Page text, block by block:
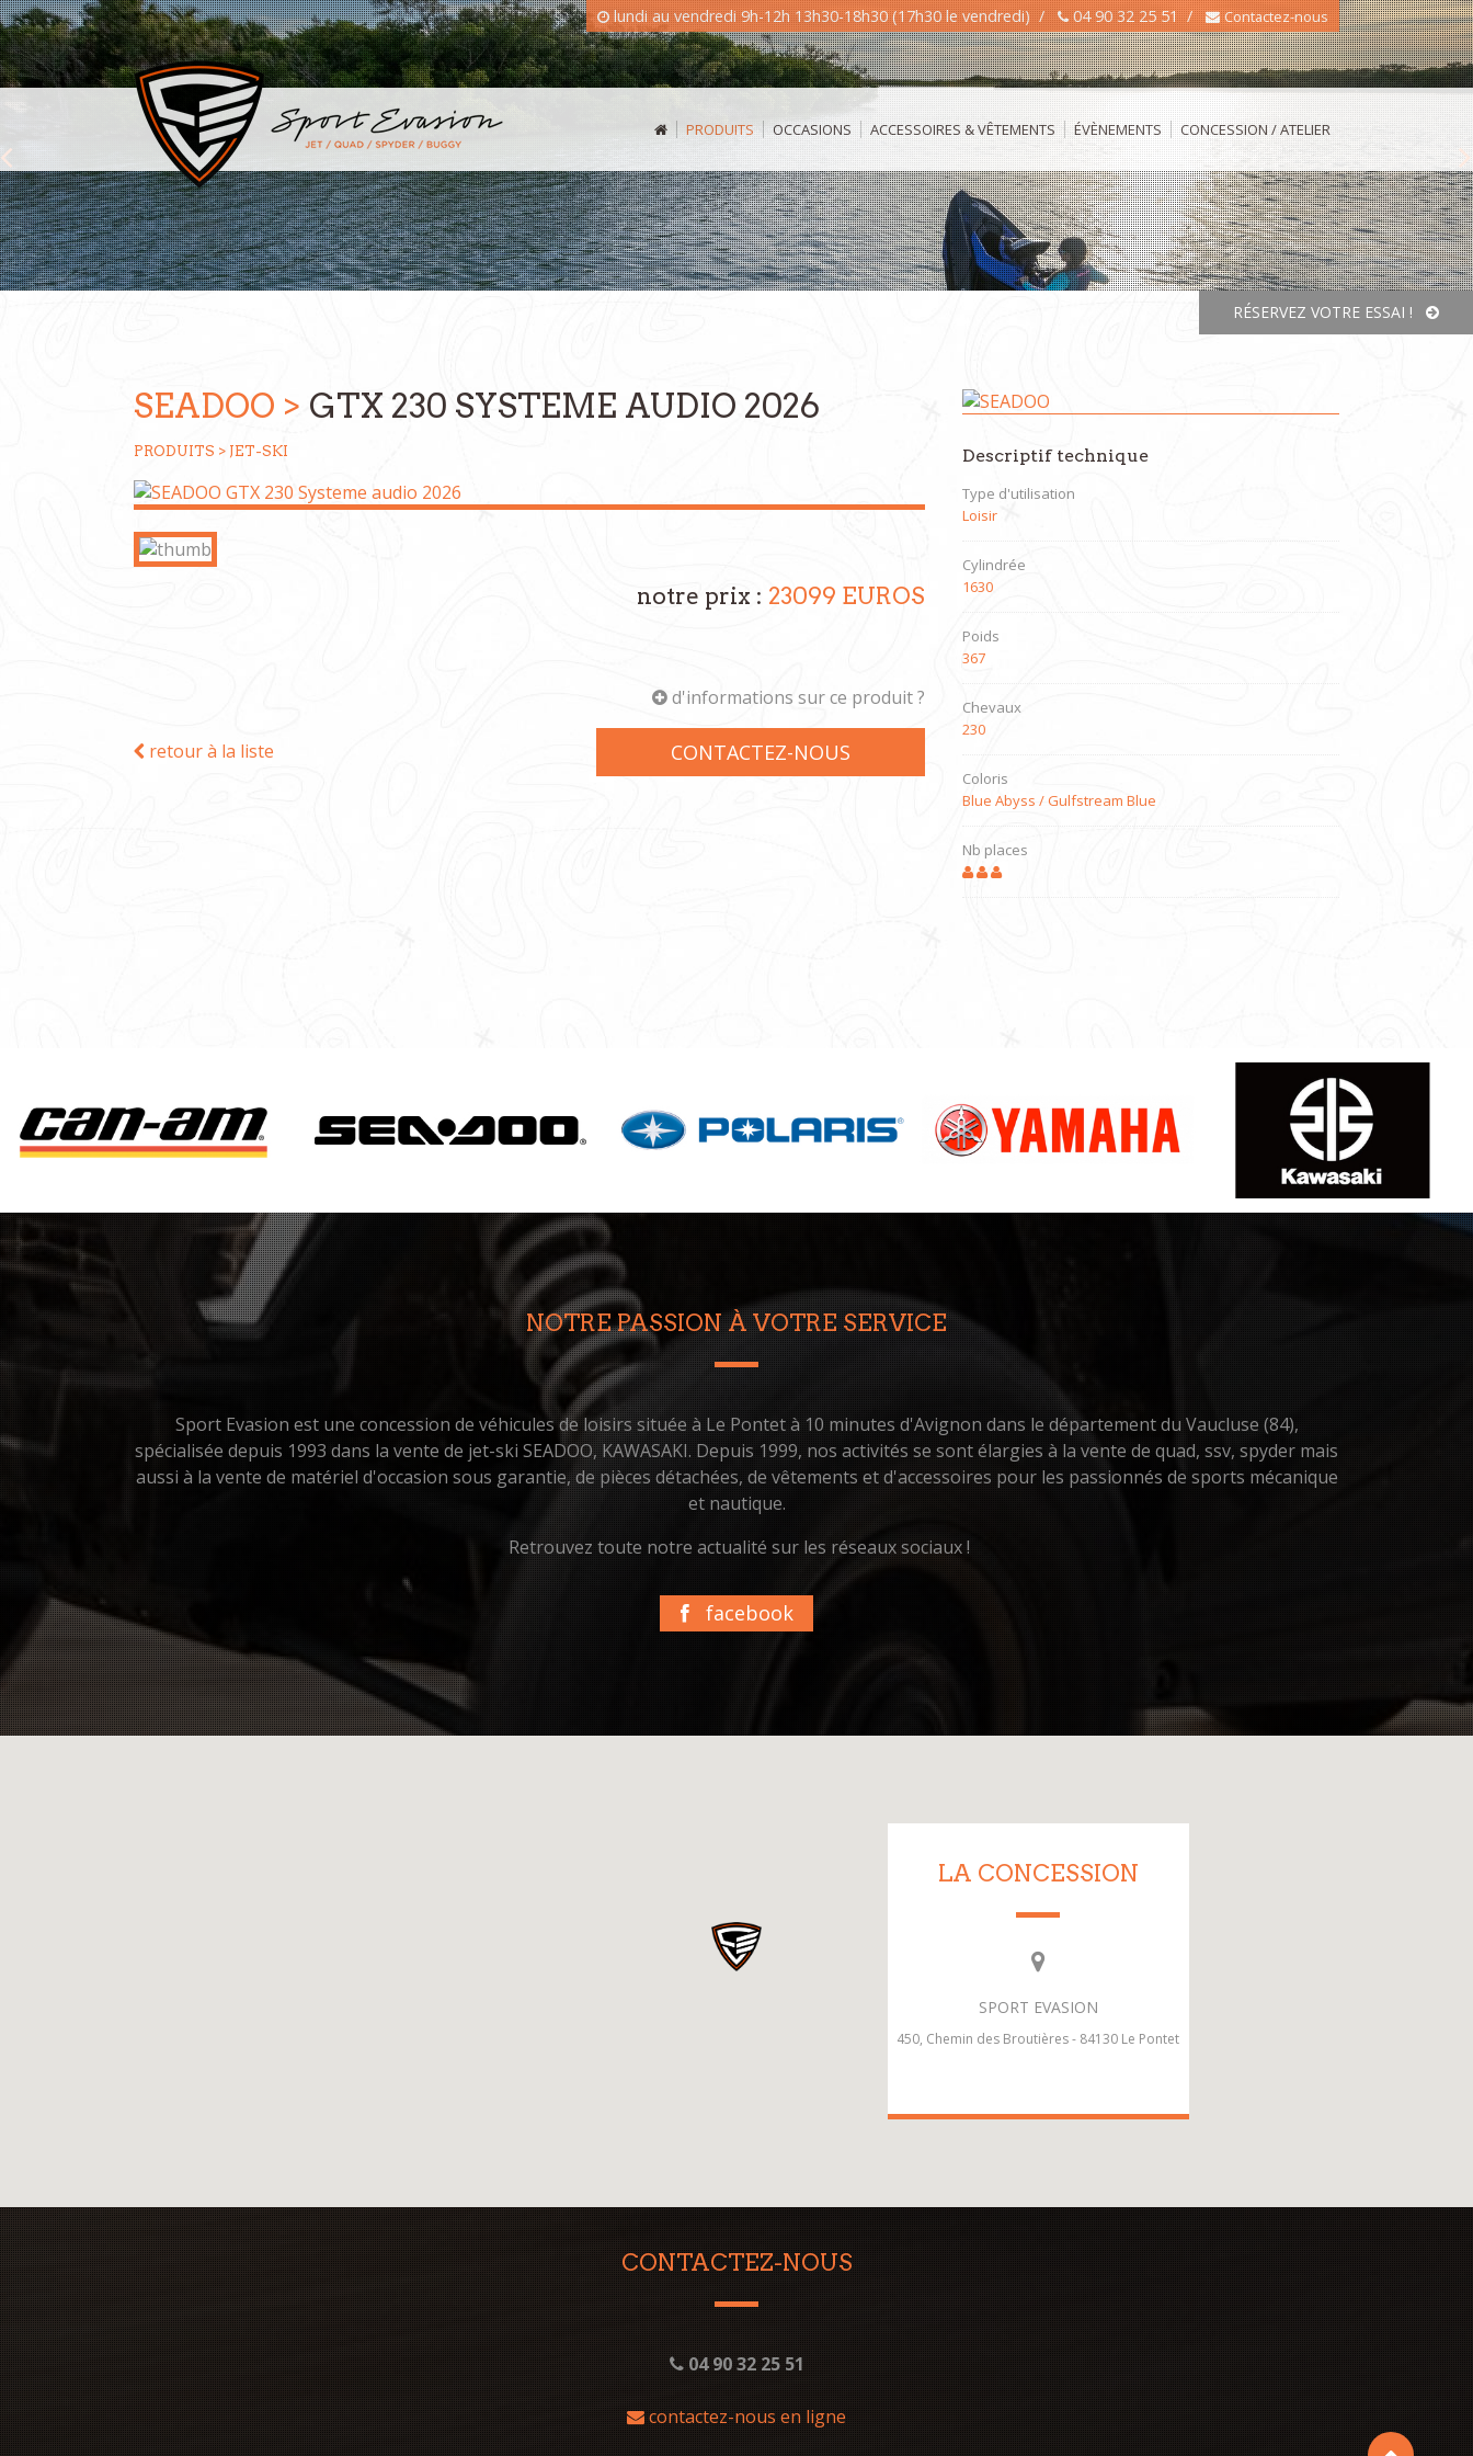
lundi au vendredi 9h-12h 13h30-18h30 (17h30 le vendredi) / 04 90 32 25 51 / Contactez-nous
PRODUITS OCCASIONS ACCESSOIRES & VÊTEMENTS ÉVÈNEMENTS CONCESSION / ATELIER
Previous
RÉSERVEZ VOTRE ESSAI !
SEADOO > GTX 230 SYSTEME AUDIO 2026
PRODUITS > JET-SKI
notre prix : 23099 EUROS
d'informations sur ce produit ?
retour à la liste CONTACTEZ-NOUS
Descriptif technique
Type d'utilisation
Loisir
Cylindrée
1630
Poids
367
Chevaux
230
Coloris
Blue Abyss / Gulfstream Blue
Nb places
NOTRE PASSION À VOTRE SERVICE
Sport Evasion est une concession de véhicules de loisirs située à Le Pontet à 10 minutes d'Avignon dans le département du Vaucluse (84),
spécialisée depuis 1993 dans la vente de jet-ski SEADOO, KAWASAKI. Depuis 1999, nos activités se sont élargies à la vente de quad, ssv, spyder mais
aussi à la vente de matériel d'occasion sous garantie, de pièces détachées, de vêtements et d'accessoires pour les passionnés de sports mécanique
et nautique.
Retrouvez toute notre actualité sur les réseaux sociaux !
facebook
LA CONCESSION
SPORT EVASION
450, Chemin des Broutières - 84130 Le Pontet
CONTACTEZ-NOUS
04 90 32 25 51
contactez-nous en ligne